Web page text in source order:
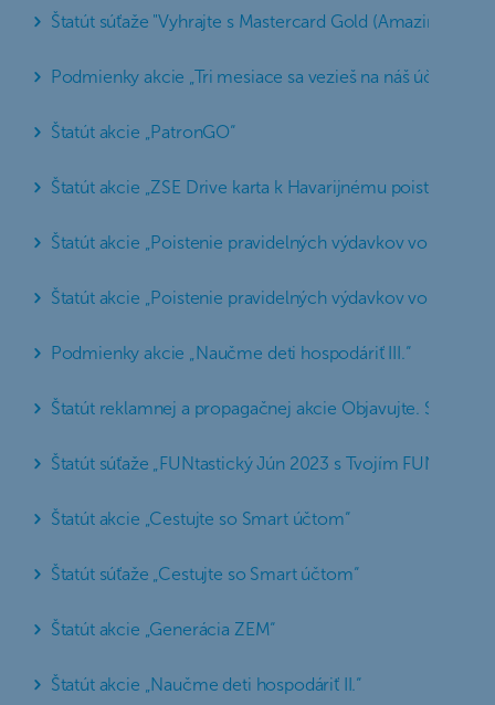
Štatút súťaže "Vyhrajte s Mastercard Gold (Amazing
Podmienky akcie „Tri mesiace sa vezieš na náš účet“
Štatút akcie „PatronGO“
Štatút akcie „ZSE Drive karta k Havarijnému poisteniu“
Štatút akcie „Poistenie pravidelných výdavkov vo
Štatút akcie „Poistenie pravidelných výdavkov vo
Podmienky akcie „Naučme deti hospodáriť III.“
Štatút reklamnej a propagačnej akcie Objavujte.
Štatút súťaže „FUNtastický Jún 2023 s Tvojím FUN
Štatút akcie „Cestujte so Smart účtom“
Štatút súťaže „Cestujte so Smart účtom“
Štatút akcie „Generácia ZEM“
Štatút akcie „Naučme deti hospodáriť II.“